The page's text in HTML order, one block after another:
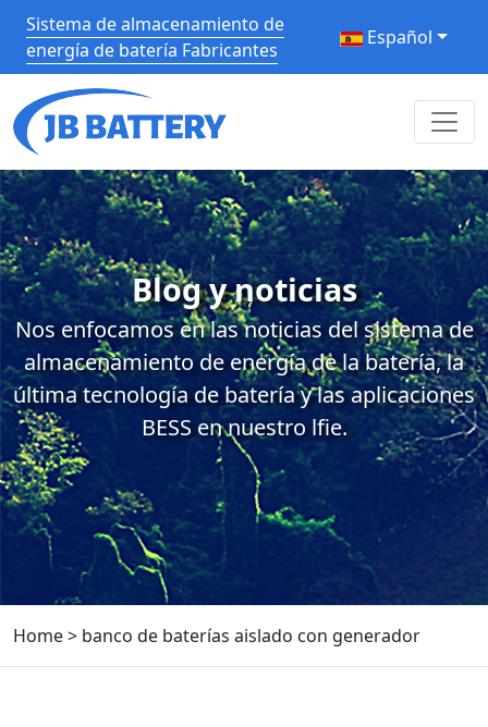
Sistema de almacenamiento de
energía de batería Fabricantes
Español
Blog y noticias
Nos enfocamos en las noticias del sistema de
almacenamiento de energía de la batería, la
última tecnología de batería y las aplicaciones
BESS en nuestro lfie.
Home> banco de baterías aislado con generador